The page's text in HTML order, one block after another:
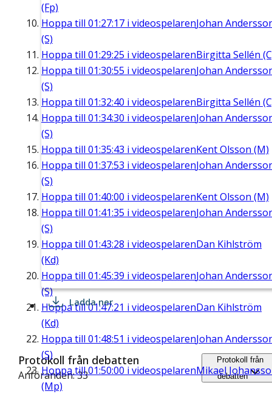
(Fp)
Hoppa till 01:27:17 i videospelarenJohan
(S)
Hoppa till 01:29:25 i videospelarenBirgitta Sellén
Hoppa till 01:30:55 i videospelarenJohan
(S)
Hoppa till 01:32:40 i videospelarenBirgitta Sellén
Hoppa till 01:34:30 i videospelarenJohan
(S)
Hoppa till 01:35:43 i videospelarenKent Olsson (M)
Hoppa till 01:37:53 i videospelarenJohan
(S)
Hoppa till 01:40:00 i videospelarenKent Olsson (M)
Hoppa till 01:41:35 i videospelarenJohan
(S)
Hoppa till 01:43:28 i videospelarenDan Kihlström
(Kd)
Hoppa till 01:45:39 i videospelarenJohan
(S)
Hoppa till01:47:21 i videospelarenDan Kihlström
(Kd)
Hoppa till 01:48:51 i videospelarenJohan
(S)
Hoppa till01:50:00 i videospelarenMikael
(Mp)
Ladda ner
Protokoll från debatten
Anföranden: 33
Protokoll från
debatten